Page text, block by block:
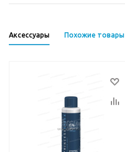
Аксессуары Похожие товары